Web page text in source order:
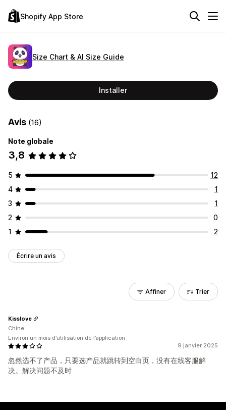
Shopify App Store
Size Chart & AI Size Guide
Installer
Avis (16)
Note globale
3,8
5
12
4
1
3
1
2
0
1
2
Écrire un avis
Affiner Trier
9 janvier 2025
忽然选不了产品，只要选产品就跳转到空白页，没有在线客服解
决。解决问题不及时
Kisslove
Chine
Environ un mois d’utilisation de l’application